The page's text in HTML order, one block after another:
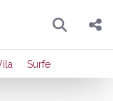
Pesquisar
Surfe